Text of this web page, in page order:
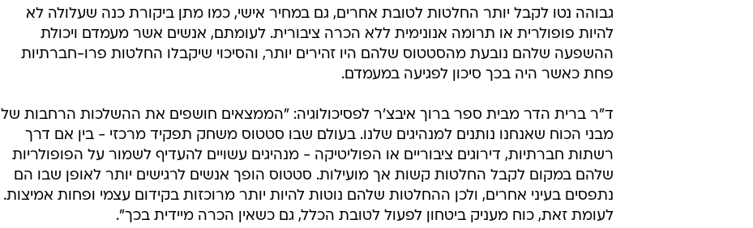
גבוהה נטו לקבל יותר החלטות לטובת אחרים, גם במחיר אישי, כמו מתן ביקורת כנה שעלולה לא
להיות פופולרית או תרומה אנונימית ללא הכרה ציבורית. לעומתם, אנשים אשר מעמדם ויכולת
ההשפעה שלהם נובעת מהסטטוס שלהם היו זהירים יותר, והסיכוי שיקבלו החלטות פרו-חברתיות
פחת כאשר היה בכך סיכון לפגיעה במעמדם.
ד"ר ברית הדר מבית ספר ברוך איבצ'ר לפסיכולוגיה: "הממצאים חושפים את ההשלכות הרחבות של
מבני הכוח שאנחנו נותנים למנהיגים שלנו. בעולם שבו סטטוס משחק תפקיד מרכזי - בין אם דרך
רשתות חברתיות, דירוגים ציבוריים או הפוליטיקה - מנהיגים עשויים להעדיף לשמור על הפופולריות
שלהם במקום לקבל החלטות קשות אך מועילות. סטטוס הופך אנשים לרגישים יותר לאופן שבו הם
נתפסים בעיני אחרים, ולכן ההחלטות שלהם נוטות להיות יותר מרוכזות בקידום עצמי ופחות אמיצות.
לעומת זאת, כוח מעניק ביטחון לפעול לטובת הכלל, גם כשאין הכרה מיידית בכך".